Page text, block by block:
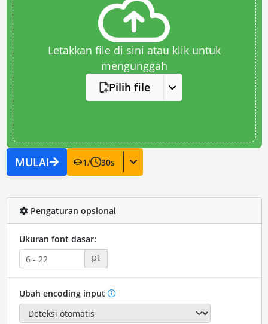
Letakkan file di sini atau klik untuk
mengunggah
Pilih file
MULAI 1/ 30s
Pengaturan opsional
Ukuran font dasar:
pt
Ubah encoding input